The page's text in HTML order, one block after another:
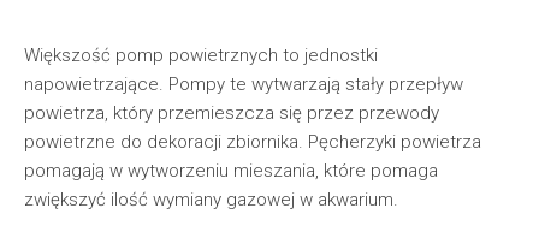
Większość pomp powietrznych to jednostki
napowietrzające. Pompy te wytwarzają stały przepływ
powietrza, który przemieszcza się przez przewody
powietrzne do dekoracji zbiornika. Pęcherzyki powietrza
pomagają w wytworzeniu mieszania, które pomaga
zwiększyć ilość wymiany gazowej w akwarium.